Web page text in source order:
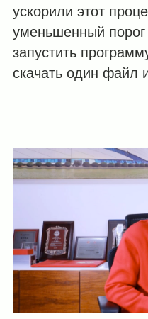
ускорили этот
уменьшенный
запустить
скачать один файл